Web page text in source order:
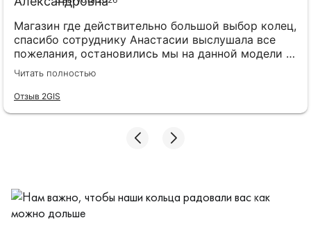
Магазин где действительно большой выбор колец,
спасибо сотруднику Анастасии выслушала все
пожелания, остановились мы на данной модели и
думали, что отличный вариант, но на матовых
кольцах царапины видны ещё больше чем на
глянцевых
Читать полностью
Отзыв 2GIS
Арт:Н-5Б